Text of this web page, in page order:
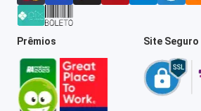
Prêmios Site Seguro